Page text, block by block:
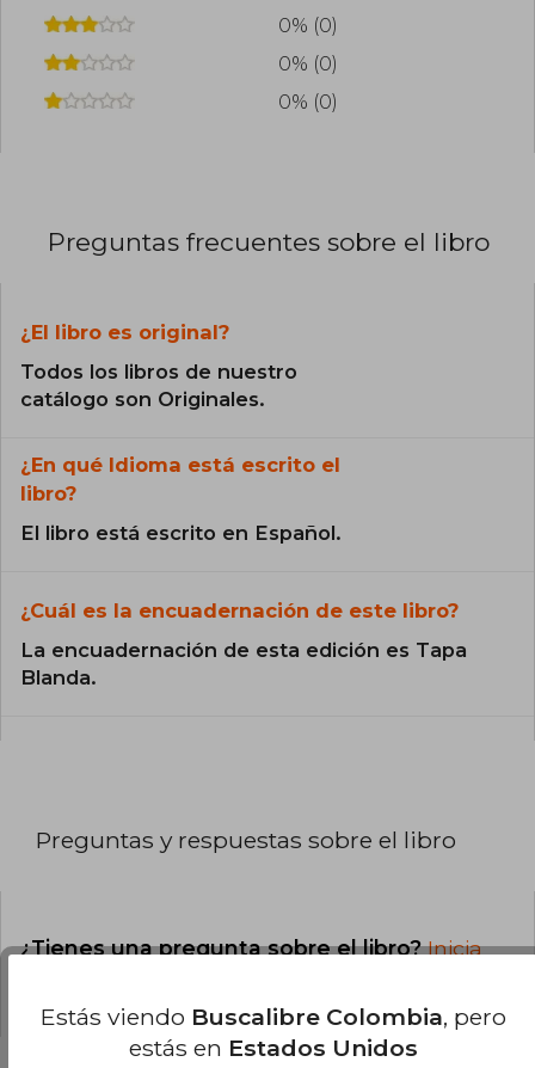
0% (0)
0% (0)
0% (0)
Preguntas frecuentes sobre el libro
¿El libro es original?
Todos los libros de nuestro
catálogo son Originales.
¿En qué Idioma está escrito el
libro?
El libro está escrito en Español.
¿Cuál es la encuadernación de este libro?
La encuadernación de esta edición es Tapa
Blanda.
Preguntas y respuestas sobre el libro
¿Tienes una pregunta sobre el libro?Inicia
Estás viendo Buscalibre Colombia, pero
estás en Estados Unidos